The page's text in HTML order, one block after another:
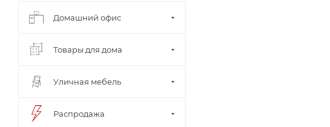
Домашний офис
Товары для дома
Уличная мебель
Распродажа